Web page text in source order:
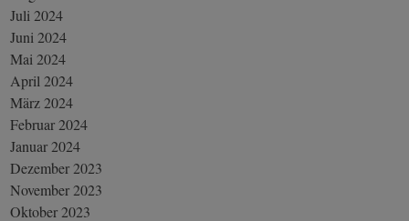
Juli 2024
Juni 2024
Mai 2024
April 2024
März 2024
Februar 2024
Januar 2024
Dezember 2023
November 2023
Oktober 2023